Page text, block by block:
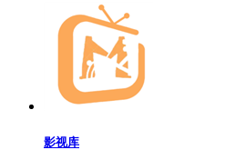
影视库